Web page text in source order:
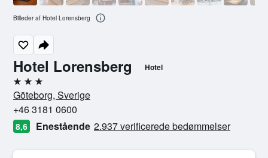
Hotel Lorensberg Hotel
3 stjerner
Göteborg, Sverige
+46 3181 0600
8,6 Enestående 2.937 verificerede bedømmelser
Billeder af Hotel Lorensberg